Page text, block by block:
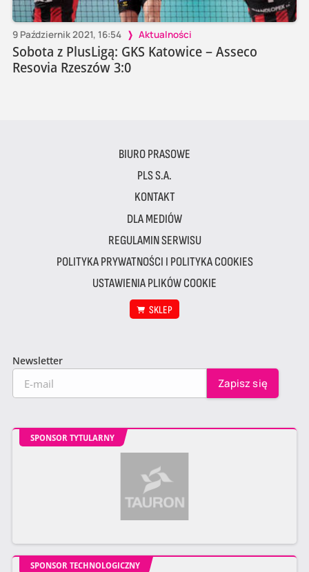
9 Październik 2021, 16:54 Aktualności
Sobota z PlusLigą: GKS Katowice – Asseco
Resovia Rzeszów 3:0
BIURO PRASOWE
PLS S.A.
KONTAKT
DLA MEDIÓW
REGULAMIN SERWISU
POLITYKA PRYWATNOŚCI I POLITYKA COOKIES
USTAWIENIA PLIKÓW COOKIE
SKLEP
Newsletter
SPONSOR TYTULARNY
SPONSOR TECHNOLOGICZNY